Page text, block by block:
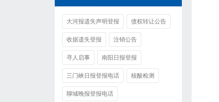
大河报遗失声明登报 债权转让公告
收据遗失登报 注销公告
寻人启事 南阳日报登报
三门峡日报登报电话 核酸检测
聊城晚报登报电话